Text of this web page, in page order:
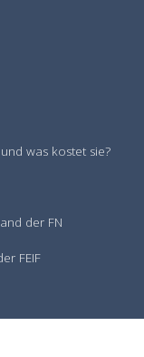
was kostet sie?
der FN
FEIF